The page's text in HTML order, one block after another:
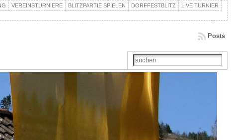
VEREINSTURNIERE BLITZPARTIE SPIELEN DORFFESTBLITZ
LIVE TURNIER
Posts